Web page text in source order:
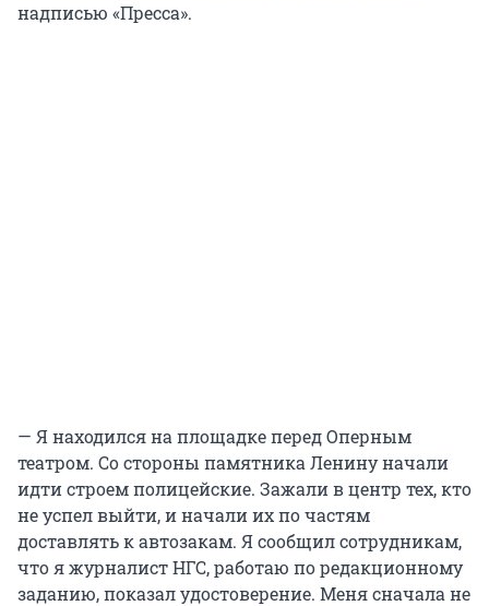
надписью «Пресса».
— Я находился на площадке перед Оперным
театром. Со стороны памятника Ленину начали
идти строем полицейские. Зажали в центр тех, кто
не успел выйти, и начали их по частям
доставлять к автозакам. Я сообщил сотрудникам,
что я журналист НГС, работаю по редакционному
заданию, показал удостоверение. Меня сначала не